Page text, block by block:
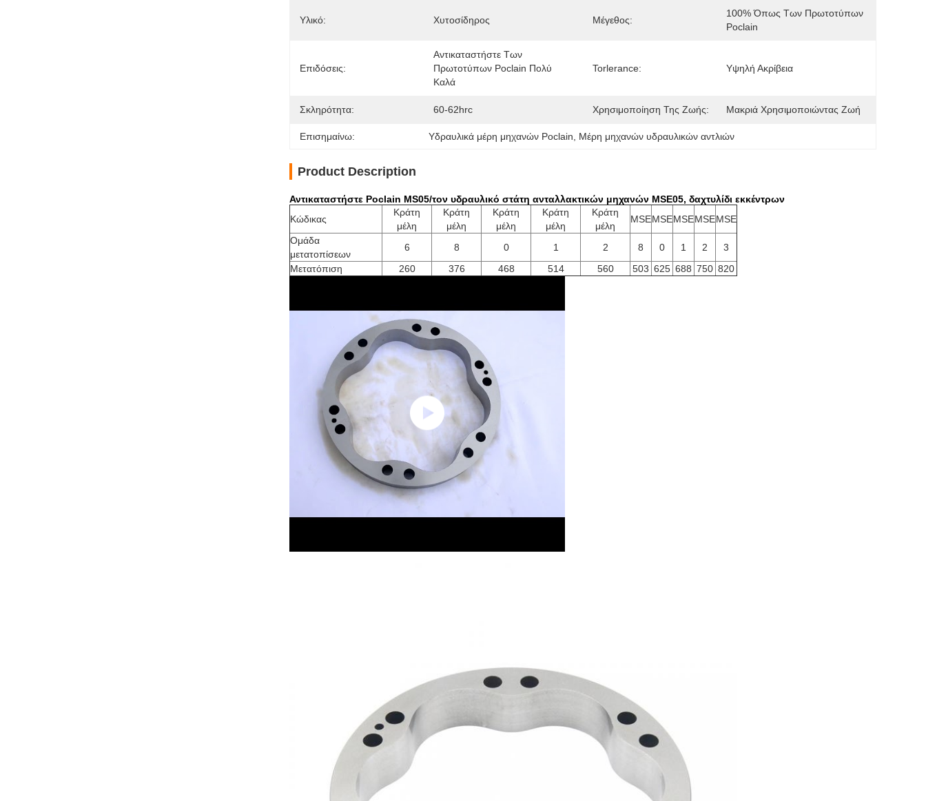
Υλικό: Χυτοσίδηρος Μέγεθος:
100% Όπως Των Πρωτοτύπων
Poclain
Επιδόσεις:
Αντικαταστήστε Των
Πρωτοτύπων Poclain Πολύ
Καλά
Torlerance: Υψηλή Ακρίβεια
Σκληρότητα: 60-62hrc Χρησιμοποίηση Της Ζωής: Μακριά Χρησιμοποιώντας Ζωή
Επισημαίνω: Υδραυλικά μέρη μηχανών Poclain Μέρη μηχανών υδραυλικών αντλιών
Product Description
Αντικαταστήστε Poclain MS05/τον υδραυλικό στάτη ανταλλακτικών μηχανών MSE05, δαχτυλίδι εκκέντρων
Κώδικας
Κράτη
μέλη
Κράτη
μέλη
Κράτη
μέλη
Κράτη
μέλη
Κράτη
μέλη
MSEMSEMSEMSEMSE
Ομάδα
μετατοπίσεων
6 8 0 1 2 8 0 1 2
3
Μετατόπιση
260 376 468 514 560 503 625 688 750 820